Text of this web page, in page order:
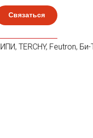
Связаться
Feutron, Би-